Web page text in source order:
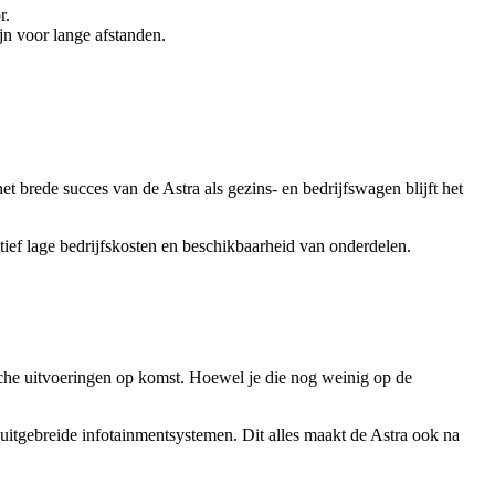
voor lange afstanden.
brede succes van de Astra als gezins- en bedrijfswagen blijft het
lage bedrijfskosten en beschikbaarheid van onderdelen.
uitvoeringen op komst. Hoewel je die nog weinig op de
infotainmentsystemen. Dit alles maakt de Astra ook na